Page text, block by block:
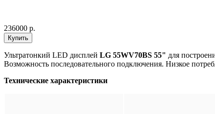
236000 р.
Ультратонкий LED дисплей LG 55WV70BS 55" для
Возможность последовательного подключения. Низкое
Технические характеристики